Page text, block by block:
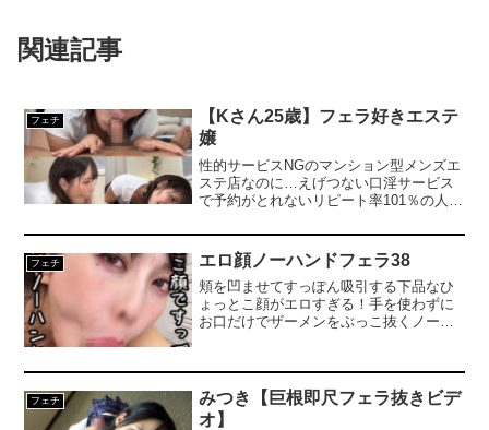
関連記事
フェチ
【Kさん25歳】フェラ好きエステ
嬢
性的サービスNGのマンション型メンズエ
ステ店なのに…えげつない口淫サービス
で予約がとれないリピート率101％の人気
しまうスケベなお姉さん…チンポをしゃ
ぶるのが好きすぎるフェラチオ依存症の
変態エステティシャンが舌先で裏筋チロ
チロ、下品なディープスロートでジュボ
ジュボ、凄テクで金玉汁を吸い上げるフ
ェラヌキごっくんサービス。
フェチ エロ顔ノーハンドフェラ38
頬を凹ませてすっぽん吸引する下品なひ
ょっとこ顔がエロすぎる！手を使わずに
お口だけでザーメンをぶっこ抜くノーハ
としゃぶりっぱなしな素人娘たちのエグ
すぎるテクニック！フェラマニア納得の
こだわりアングル！
フェチ
みつき【巨根即尺フェラ抜きビデ
オ】